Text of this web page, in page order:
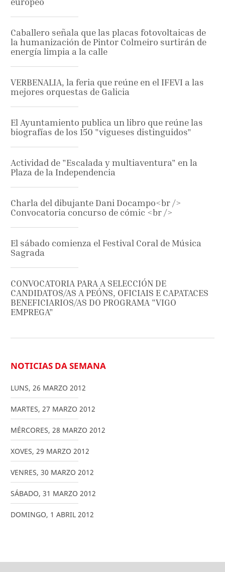
Caballero señala que las placas fotovoltaicas de
la humanización de Pintor Colmeiro surtirán de
energía limpia a la calle
VERBENALIA, la feria que reúne en el IFEVI a las
mejores orquestas de Galicia
El Ayuntamiento publica un libro que reúne las
biografías de los 150 "vigueses distinguidos"
Actividad de "Escalada y multiaventura" en la
Plaza de la Independencia
Charla del dibujante Dani Docampo<br />
Convocatoria concurso de cómic <br />
El sábado comienza el Festival Coral de Música
Sagrada
CONVOCATORIA PARA A SELECCIÓN DE
CANDIDATOS/AS A PEÓNS, OFICIAIS E CAPATACES
BENEFICIARIOS/AS DO PROGRAMA "VIGO
EMPREGA"
NOTICIAS DA SEMANA
LUNS, 26 MARZO 2012
MARTES, 27 MARZO 2012
MÉRCORES, 28 MARZO 2012
XOVES, 29 MARZO 2012
VENRES, 30 MARZO 2012
SÁBADO, 31 MARZO 2012
DOMINGO, 1 ABRIL 2012